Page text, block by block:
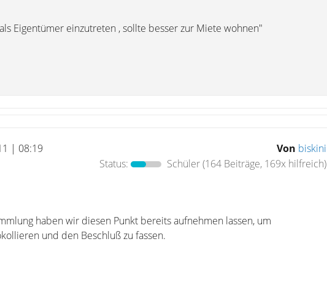
Eigentümer einzutreten , sollte besser zur Miete wohnen"
| 08:19 Von biskini
Status:
Schüler(164 Beiträge, 169x hilfreich)
haben wir diesen Punkt bereits aufnehmen lassen, um
und den Beschluß zu fassen.